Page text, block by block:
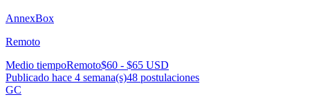
AnnexBox
Remoto
Medio tiempoRemoto$60 - $65 USD
Publicado hace 4 semana(s)48 postulaciones
GC